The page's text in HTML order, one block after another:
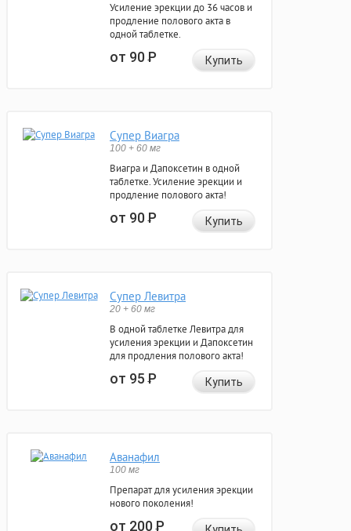
Усиление эрекции до 36 часов и
продление полового акта в
одной таблетке.
от 90Р Купить
Супер Виагра
100 + 60 мг
Виагра и Дапоксетин в одной
таблетке. Усиление эрекции и
продление полового акта!
от 90Р Купить
Супер Левитра
20 + 60 мг
В одной таблетке Левитра для
усиления эрекции и Дапоксетин
для продления полового акта!
от 95Р Купить
Аванафил
100 мг
Препарат для усиления эрекции
нового поколения!
от 200Р